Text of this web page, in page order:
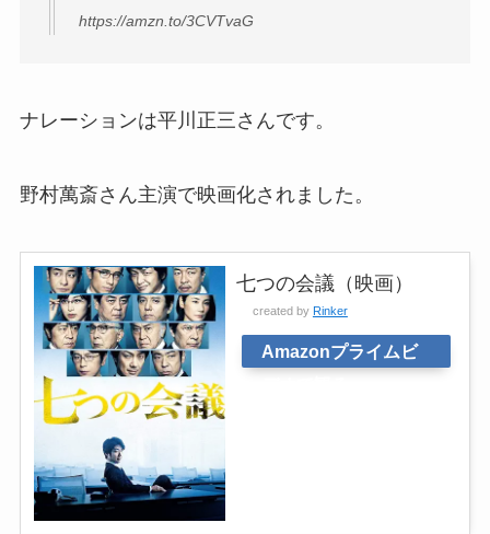
https://amzn.to/3CVTvaG
ナレーションは平川正三さんです。
野村萬斎さん主演で映画化されました。
七つの会議（映画）
created by Rinker
Amazonプライムビ